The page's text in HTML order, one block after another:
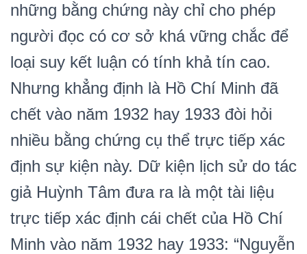
những bằng chứng này chỉ cho phép
người đọc có cơ sở khá vững chắc để
loại suy kết luận có tính khả tín cao.
Nhưng khẳng định là Hồ Chí Minh đã
chết vào năm 1932 hay 1933 đòi hỏi
nhiều bằng chứng cụ thể trực tiếp xác
định sự kiện này. Dữ kiện lịch sử do tác
giả Huỳnh Tâm đưa ra là một tài liệu
trực tiếp xác định cái chết của Hồ Chí
Minh vào năm 1932 hay 1933: “Nguyễn